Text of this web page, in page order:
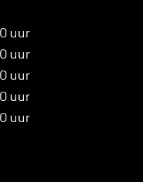
uur
uur
uur
uur
uur